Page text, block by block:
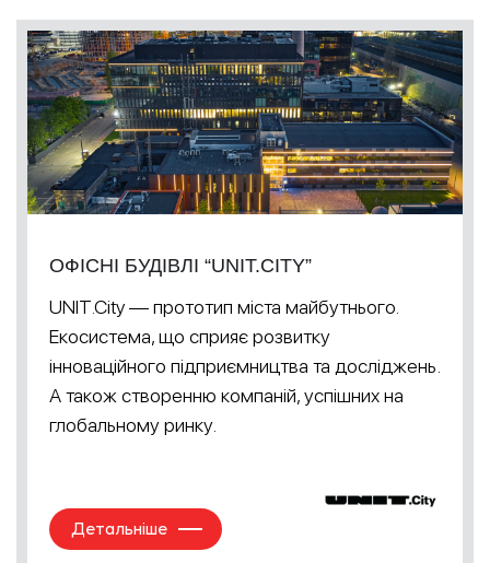
ОФІСНІ БУДІВЛІ “UNIT.CITY”
UNIT.City — прототип міста майбутнього.
Екосистема, що сприяє розвитку
інноваційного підприємництва та досліджень.
А також створенню компаній, успішних на
глобальному ринку.
Детальніше